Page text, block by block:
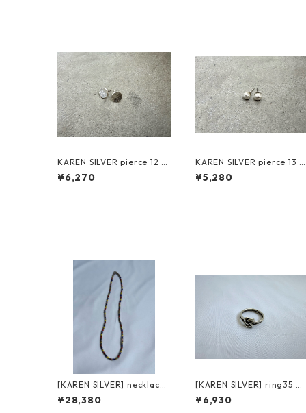
KAREN SILVER pierce 12 カ
レンシルバー ピアス
¥6,270
KAREN SILVER pierce 13
レンシルバー ピアス
¥5,280
[KAREN SILVER] necklace
4 カレンシルバー 47.5cm
¥28,380
[KAREN SILVER] ring35 カ
レンシルバー リング 18号
¥6,930